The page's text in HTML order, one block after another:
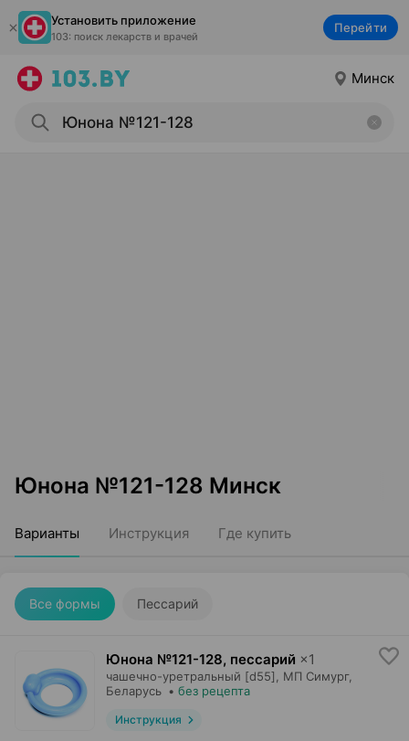
Установить приложение
103: поиск лекарств и врачей
Перейти
Минск
Юнона №121-128 Минск
Варианты Инструкция Где купить
Все формы Пессарий
Юнона №121-128, пессарий ×1
чашечно-уретральный [d55], МП Симург,
Беларусь • без рецепта
Инструкция